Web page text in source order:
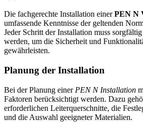
Die fachgerechte Installation einerPEN N
umfassende Kenntnisse der geltenden
Jeder Schritt der Installation muss
werden, um die Sicherheit und
gewährleisten.
Planung der Installation
Bei der Planung einer PEN N Installation
Faktoren berücksichtigt werden. Dazu
erforderlichen Leiterquerschnitte, die
und die Auswahl geeigneter Materialien.